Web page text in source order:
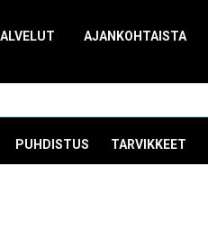
AJANKOHTAISTA
PUHDISTUS TARVIKKEET